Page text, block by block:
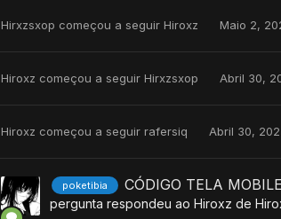
Hirxzsxop começou a seguir Hiroxz Maio 2,
Hiroxz começou a seguir Hirxzsxop Abril 30,
Hiroxz começou a seguir rafersiq Abril 30,
poketibia CÓDIGO TELA MOBILE
pergunta respondeu ao Hiroxz de